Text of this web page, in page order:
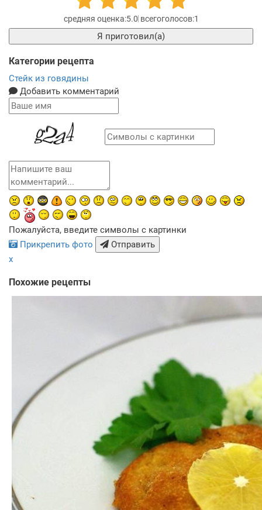
5.0 1
Я приготовил(а)
Категории рецепта
Стейк из говядины
Добавить комментарий
Пожалуйста, введите символы с картинки
Прикрепить фото
Отправить
x
Похожие рецепты